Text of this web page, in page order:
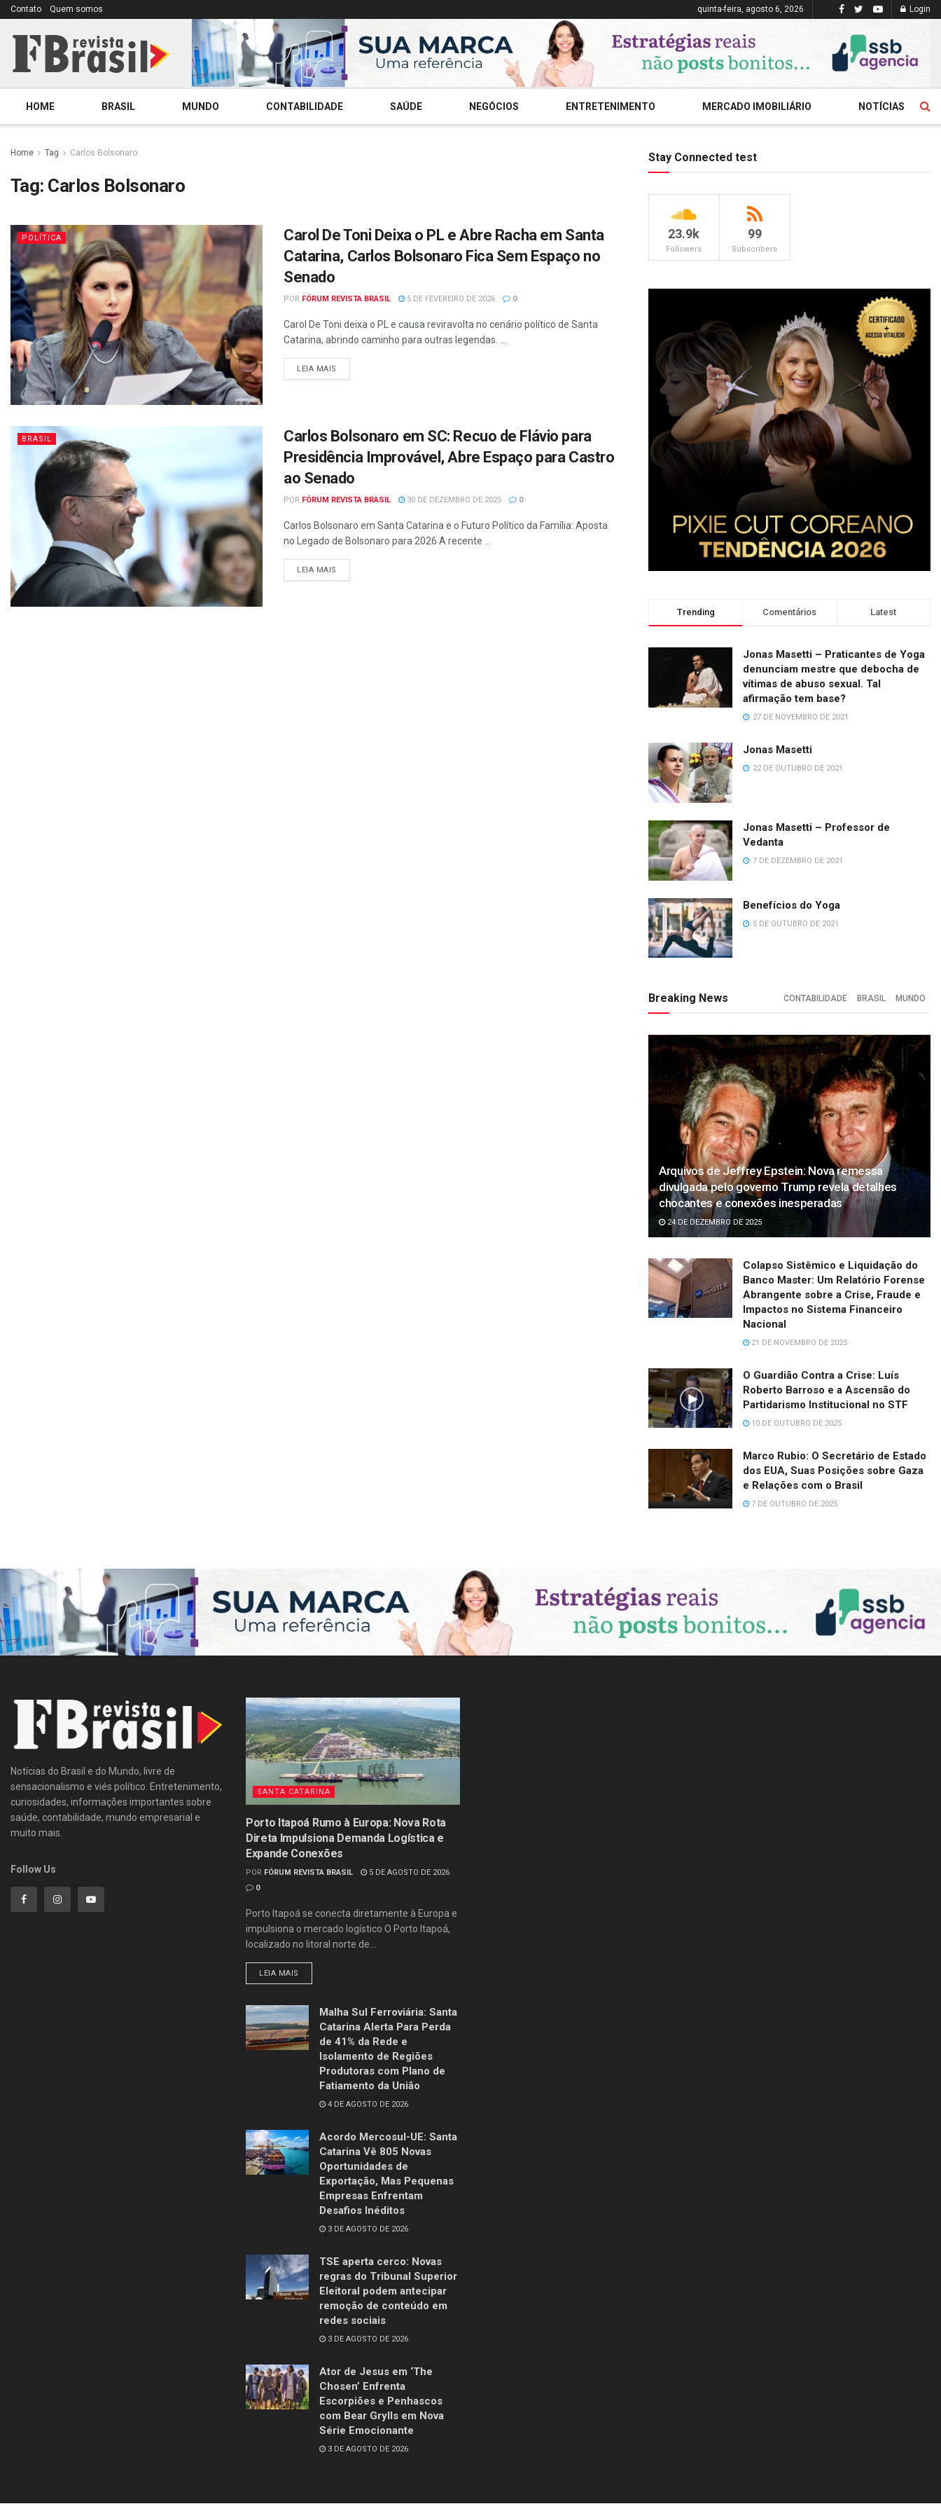
Contato Quem somos quinta-feira, agosto 6, 2026 Login
HOME BRASIL MUNDO CONTABILIDADE SAÚDE NEGÓCIOS ENTRETENIMENTO MERCADO IMOBILIÁRIO NOTÍCIAS
Home Tag Carlos Bolsonaro
Tag: Carlos Bolsonaro
POLÍTICA
Carol De Toni Deixa o PL e Abre Racha em Santa
Catarina, Carlos Bolsonaro Fica Sem Espaço no
Senado
POR FÓRUM REVISTA BRASIL 5 DE FEVEREIRO DE 2026 0
Carol De Toni deixa o PL e causa reviravolta no cenário político de Santa
Catarina, abrindo caminho para outras legendas. ...
LEIA MAIS
BRASIL
Carlos Bolsonaro em SC: Recuo de Flávio para
Presidência Improvável, Abre Espaço para Castro
ao Senado
POR FÓRUM REVISTA BRASIL 30 DE DEZEMBRO DE 2025 0
Carlos Bolsonaro em Santa Catarina e o Futuro Político da Família: Aposta
no Legado de Bolsonaro para 2026 A recente ...
LEIA MAIS
Stay Connected test
23.9k
Followers
99
Subscribers
Trending Comentários Latest
Jonas Masetti – Praticantes de Yoga
denunciam mestre que debocha de
vítimas de abuso sexual. Tal
afirmação tem base?
27 DE NOVEMBRO DE 2021
Jonas Masetti
22 DE OUTUBRO DE 2021
Jonas Masetti – Professor de
Vedanta
7 DE DEZEMBRO DE 2021
Benefícios do Yoga
5 DE OUTUBRO DE 2021
Breaking News CONTABILIDADE BRASIL MUNDO
Arquivos de Jeffrey Epstein: Nova remessa
divulgada pelo governo Trump revela detalhes
chocantes e conexões inesperadas
24 DE DEZEMBRO DE 2025
Colapso Sistêmico e Liquidação do
Banco Master: Um Relatório Forense
Abrangente sobre a Crise, Fraude e
Impactos no Sistema Financeiro
Nacional
21 DE NOVEMBRO DE 2025
O Guardião Contra a Crise: Luís
Roberto Barroso e a Ascensão do
Partidarismo Institucional no STF
10 DE OUTUBRO DE 2025
Marco Rubio: O Secretário de Estado
dos EUA, Suas Posições sobre Gaza
e Relações com o Brasil
7 DE OUTUBRO DE 2025
Notícias do Brasil e do Mundo, livre de
sensacionalismo e viés político. Entretenimento,
curiosidades, informações importantes sobre
saúde, contabilidade, mundo empresarial e
muito mais.
Follow Us
SANTA CATARINA
Porto Itapoá Rumo à Europa: Nova Rota
Direta Impulsiona Demanda Logística e
Expande Conexões
POR FÓRUM REVISTA BRASIL
5 DE AGOSTO DE 2026
0
Porto Itapoá se conecta diretamente à Europa e
impulsiona o mercado logístico O Porto Itapoá,
localizado no litoral norte de...
LEIA MAIS
Malha Sul Ferroviária: Santa
Catarina Alerta Para Perda
de 41% da Rede e
Isolamento de Regiões
Produtoras com Plano de
Fatiamento da União
4 DE AGOSTO DE 2026
Acordo Mercosul-UE: Santa
Catarina Vê 805 Novas
Oportunidades de
Exportação, Mas Pequenas
Empresas Enfrentam
Desafios Inéditos
3 DE AGOSTO DE 2026
TSE aperta cerco: Novas
regras do Tribunal Superior
Eleitoral podem antecipar
remoção de conteúdo em
redes sociais
3 DE AGOSTO DE 2026
Ator de Jesus em ‘The
Chosen’ Enfrenta
Escorpiões e Penhascos
com Bear Grylls em Nova
Série Emocionante
3 DE AGOSTO DE 2026